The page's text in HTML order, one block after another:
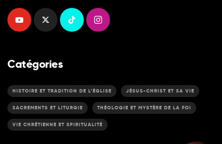
Catégories
HISTOIRE ET TRADITION DE L’ÉGLISE JÉSUS-CHRIST ET SA VIE
SACREMENTS ET LITURGIE THÉOLOGIE ET MYSTÈRE DE LA FOI
VIE CHRÉTIENNE ET SPIRITUALITÉ